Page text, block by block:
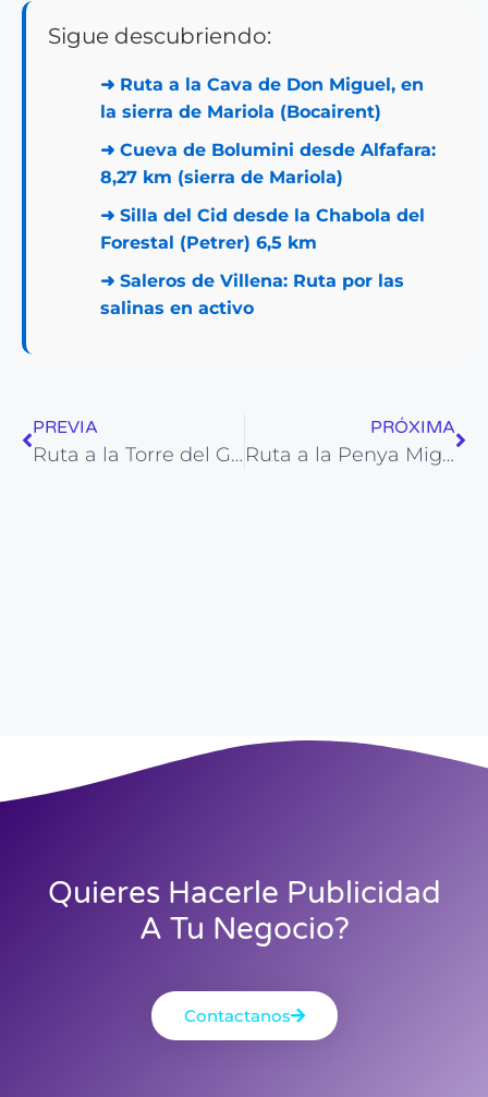
Sigue descubriendo:
➜ Ruta a la Cava de Don Miguel, en
la sierra de Mariola (Bocairent)
➜ Cueva de Bolumini desde Alfafara:
8,27 km (sierra de Mariola)
➜ Silla del Cid desde la Chabola del
Forestal (Petrer) 6,5 km
➜ Saleros de Villena: Ruta por las
salinas en activo
PREVIA
Ruta a la Torre del Guerro en Dénia [VISÍTALA]
PRÓXIMA
Ruta a la Penya Migjorn en Xixona (1226 m) 12,4 km
Quieres Hacerle Publicidad
A Tu Negocio?
Contactanos